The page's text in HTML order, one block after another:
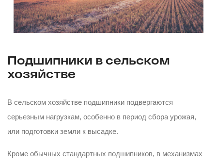
Подшипники в сельском
хозяйстве
В сельском хозяйстве подшипники подвергаются
серьезным нагрузкам, особенно в период сбора урожая,
или подготовки земли к высадке.
Кроме обычных стандартных подшипников, в механизмах